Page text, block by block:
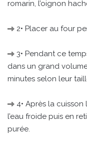
romarin, l’oignon
2• Placer au four
3• Pendant ce
dans un grand
minutes selon leur
4• Après la
l’eau froide puis en
purée.